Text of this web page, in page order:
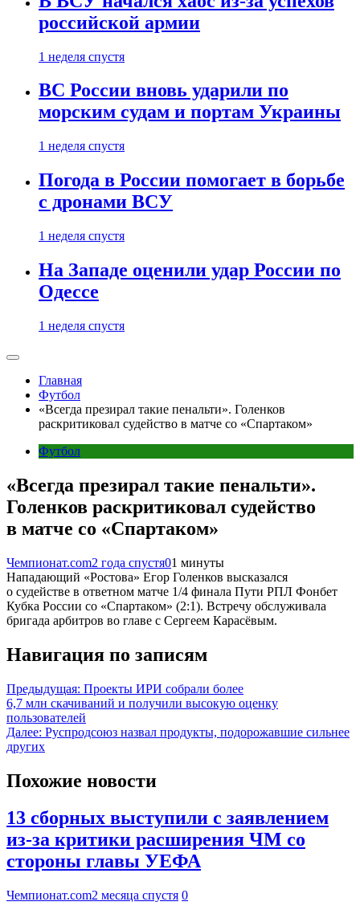
российской армии
1 неделя спустя
ВС России вновь ударили по
морским судам и портам Украины
1 неделя спустя
Погода в России помогает в борьбе
с дронами ВСУ
1 неделя спустя
На Западе оценили удар России по
Одессе
1 неделя спустя
Главная
Футбол
«Всегда презирал такие пенальти». Голенков
раскритиковал судейство в матче со «Спартаком»
Футбол
«Всегда презирал такие пенальти».
Голенков раскритиковал судейство
в матче со «Спартаком»
Чемпионат.com2 года спустя01 минуты
Нападающий «Ростова» Егор Голенков высказался
о судействе в ответном матче 1/4 финала Пути РПЛ Фонбет
Кубка России со «Спартаком» (2:1). Встречу обслуживала
бригада арбитров во главе с Сергеем Карасёвым.
Навигация по записям
Предыдущая: Проекты ИРИ собрали более
6,7 млн скачиваний и получили высокую оценку
пользователей
Далее: Руспродсоюз назвал продукты, подорожавшие сильнее
других
Похожие новости
13 сборных выступили с заявлением
из-за критики расширения ЧМ со
стороны главы УЕФА
Чемпионат.com2 месяца спустя 0